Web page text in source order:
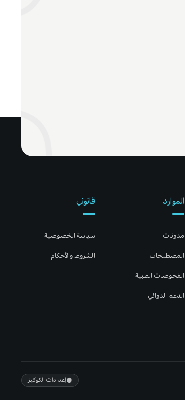
الموارد
مدونات
المصطلحات
الفحوصات الطبية
الدعم الدوائي
قانوني
سياسة الخصوصية
الشروط والأحكام
إعدادات الكوكيز